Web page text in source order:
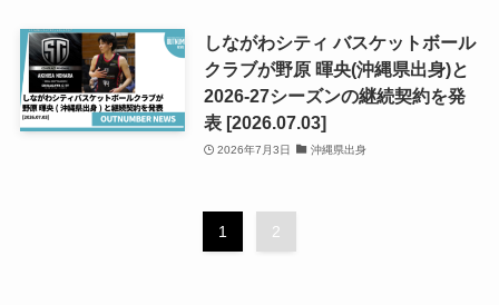
しながわシティ バスケットボール
クラブが野原 暉央(沖縄県出身)と
2026-27シーズンの継続契約を発
表 [2026.07.03]
2026年7月3日 沖縄県出身
1 2